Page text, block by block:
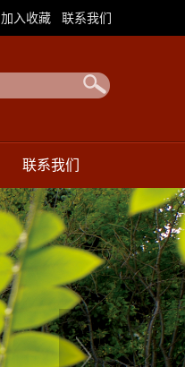
加入收藏 联系我们
联系我们